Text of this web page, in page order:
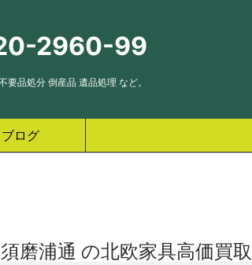
2960-99
品処分 倒産品 遺品処理 など。
ブログ
磨浦通 の北欧家具高価買取